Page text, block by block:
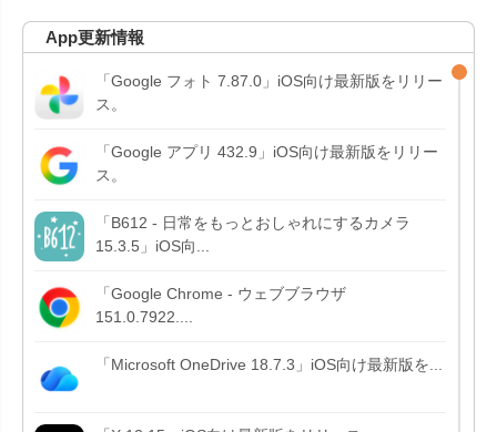
App更新情報
「Google フォト 7.87.0」iOS向け最新版をリリー
ス。
「Google アプリ 432.9」iOS向け最新版をリリー
ス。
「B612 - 日常をもっとおしゃれにするカメラ
15.3.5」iOS向...
「Google Chrome - ウェブブラウザ
151.0.7922....
「Microsoft OneDrive 18.7.3」iOS向け最新版を...